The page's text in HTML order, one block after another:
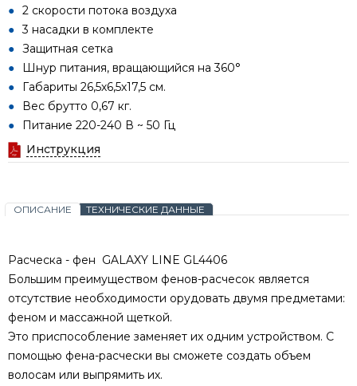
2 скорости потока воздуха
3 насадки в комплекте
Защитная сетка
Шнур питания, вращающийся на 360°
Габариты 26,5х6,5х17,5 см.
Вес брутто 0,67 кг.
Питание 220-240 В ~ 50 Гц
Инструкция
ОПИСАНИЕ ТЕХНИЧЕСКИЕ ДАННЫЕ
Расческа - фен GALAXY LINE GL4406
Большим преимуществом фенов-расчесок является
отсутствие необходимости орудовать двумя предметами:
феном и массажной щеткой.
Это приспособление заменяет их одним устройством. С
помощью фена-расчески вы сможете создать объем
волосам или выпрямить их.